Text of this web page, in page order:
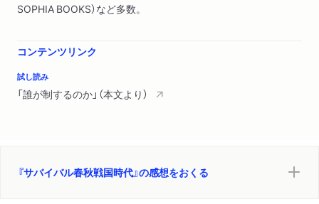
SOPHIA BOOKS）など多数。
コンテンツリンク
試し読み
「誰が制するのか」（本文より）
『サバイバル春秋戦国時代』の感想をおくる